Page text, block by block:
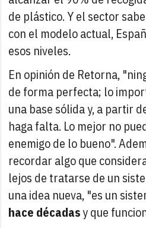
de plástico. Y el sector
con el modelo actual,
esos niveles.
En opinión de Retorna,
de forma perfecta; lo
una base sólida y, a partir
haga falta. Lo mejor no
enemigo de lo bueno".
recordar algo que
lejos de tratarse de un
una idea nueva, "es un
hace décadasy que